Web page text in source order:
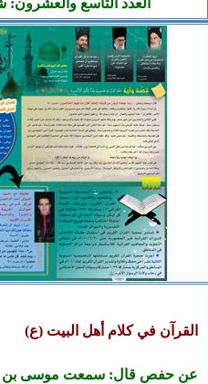
العدد التاسع والعشرون:
القرآن في كلام أهل البيت (ع)
عن حفص قال: سمعت موسى بن